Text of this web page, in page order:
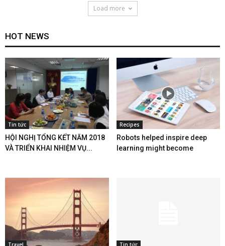
Load more
HOT NEWS
Tin tức
HỘI NGHỊ TỔNG KẾT NĂM 2018
VÀ TRIỂN KHAI NHIỆM VỤ...
Recipes
Robots helped inspire deep
learning might become
Travel Tin tức